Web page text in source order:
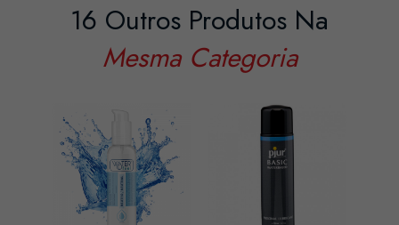
16 Outros Produtos Na
Mesma Categoria